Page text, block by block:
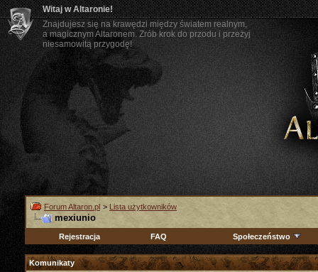
Witaj w Altaronie!
Znajdujesz się na krawędzi między światem realnym,
a magicznym Altaronem. Zrób krok do przodu i przeżyj
niesamowitą przygodę!
Forum Altaron.pl > Lista użytkowników
mexiunio
Rejestracja FAQ Społeczeństwo
Komunikaty